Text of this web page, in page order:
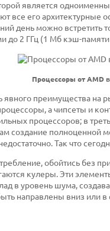
является
все его
день можно встретить
до 2 ГГц (1 Мб кэш-
Процессоры от AMD
явного преимущества
а чипсеты и
процессоров; в
создание полноценной
Так что
обойтись без
кулеры. Эти
в уровень шума,
направлены вниз или в